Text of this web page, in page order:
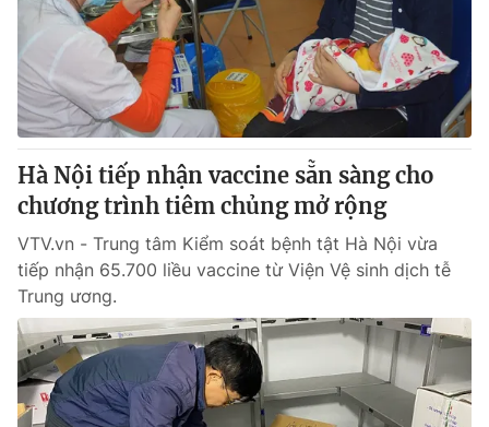
Thị trường 24h Tấm lòng Việt
VTV4 Vươn mình bằng AI
VTV9 VTV8
Liên hệ tòa soạn English
THỜI BÁO VTV
Theo dõi báo trên
Hà Nội tiếp nhận vaccine sẵn sàng cho
chương trình tiêm chủng mở rộng
VTV.vn - Trung tâm Kiểm soát bệnh tật Hà Nội vừa
tiếp nhận 65.700 liều vaccine từ Viện Vệ sinh dịch tễ
Trung ương.